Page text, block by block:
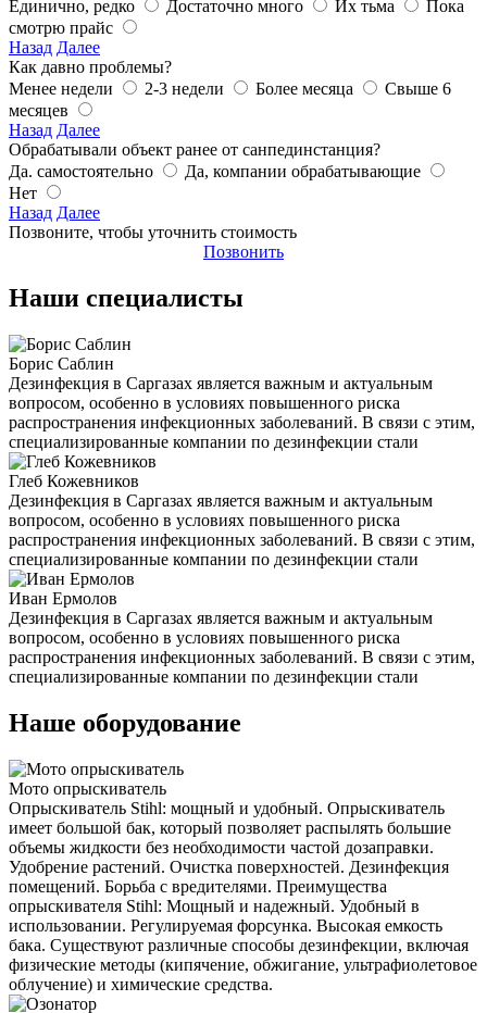
Единично, редко Достаточно много Их тьма
Пока
смотрю прайс
Назад Далее
Как давно проблемы?
Менее недели
2-3 недели Более месяца
Свыше 6
месяцев
Назад Далее
Обрабатывали объект ранее от санпединстанция?
Да. самостоятельно
Да, компании обрабатывающие
Нет
Назад Далее
Позвоните, чтобы уточнить стоимость
Позвонить
Наши специалисты
Борис Саблин
Дезинфекция в Саргазах является важным и актуальным
вопросом, особенно в условиях повышенного риска
распространения инфекционных заболеваний. В связи с этим,
специализированные компании по дезинфекции стали
Глеб Кожевников
Дезинфекция в Саргазах является важным и актуальным
вопросом, особенно в условиях повышенного риска
распространения инфекционных заболеваний. В связи с этим,
специализированные компании по дезинфекции стали
Иван Ермолов
Дезинфекция в Саргазах является важным и актуальным
вопросом, особенно в условиях повышенного риска
распространения инфекционных заболеваний. В связи с этим,
специализированные компании по дезинфекции стали
Наше оборудование
Мото опрыскиватель
Опрыскиватель Stihl: мощный и удобный. Опрыскиватель
имеет большой бак, который позволяет распылять большие
объемы жидкости без необходимости частой дозаправки.
Удобрение растений. Очистка поверхностей. Дезинфекция
помещений. Борьба с вредителями. Преимущества
опрыскивателя Stihl: Мощный и надежный. Удобный в
использовании. Регулируемая форсунка. Высокая емкость
бака. Существуют различные способы дезинфекции, включая
физические методы (кипячение, обжигание, ультрафиолетовое
облучение) и химические средства.